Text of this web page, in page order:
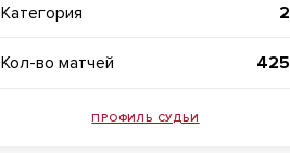
Категория 2
Кол-во матчей 425
ПРОФИЛЬ СУДЬИ